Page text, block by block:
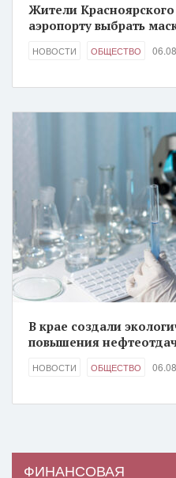
Жители
аэропорту выбрать
НОВОСТИ ОБЩЕСТВО
В крае создали
повышения
НОВОСТИ ОБЩЕСТВО
ФИНАНСОВАЯ